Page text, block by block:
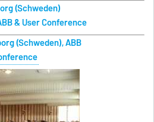
(Schweden)
& User Conference
(Schweden), ABB